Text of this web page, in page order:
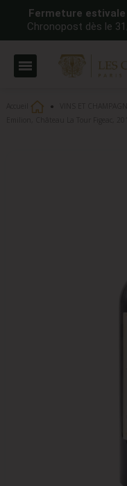
Fermeture estivale
Chronopost dès le